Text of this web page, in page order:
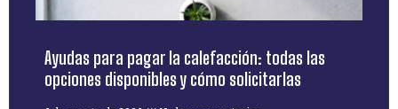
Ayudas para pagar la calefacción: todas las
opciones disponibles y cómo solicitarlas